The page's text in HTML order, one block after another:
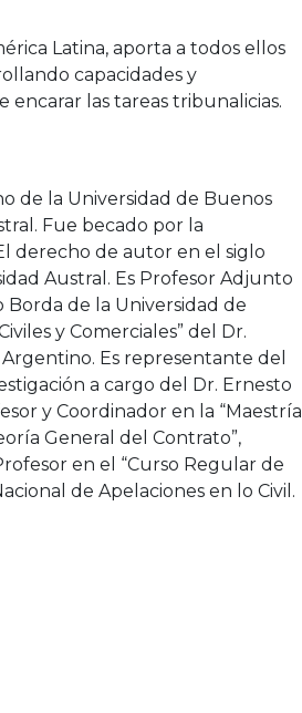
Latina, aporta a todos ellos
capacidades y
las tareas tribunalicias.
de la Universidad de Buenos
Fue becado por la
derecho de autor en el siglo
Austral. Es Profesor Adjunto
Borda de la Universidad de
y Comerciales” del Dr.
Es representante del
a cargo del Dr. Ernesto
y Coordinador en la “Maestría
General del Contrato”,
en el “Curso Regular de
de Apelaciones en lo Civil.